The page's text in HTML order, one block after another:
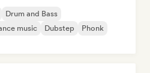
Drum and Bass
music Dubstep
Phonk